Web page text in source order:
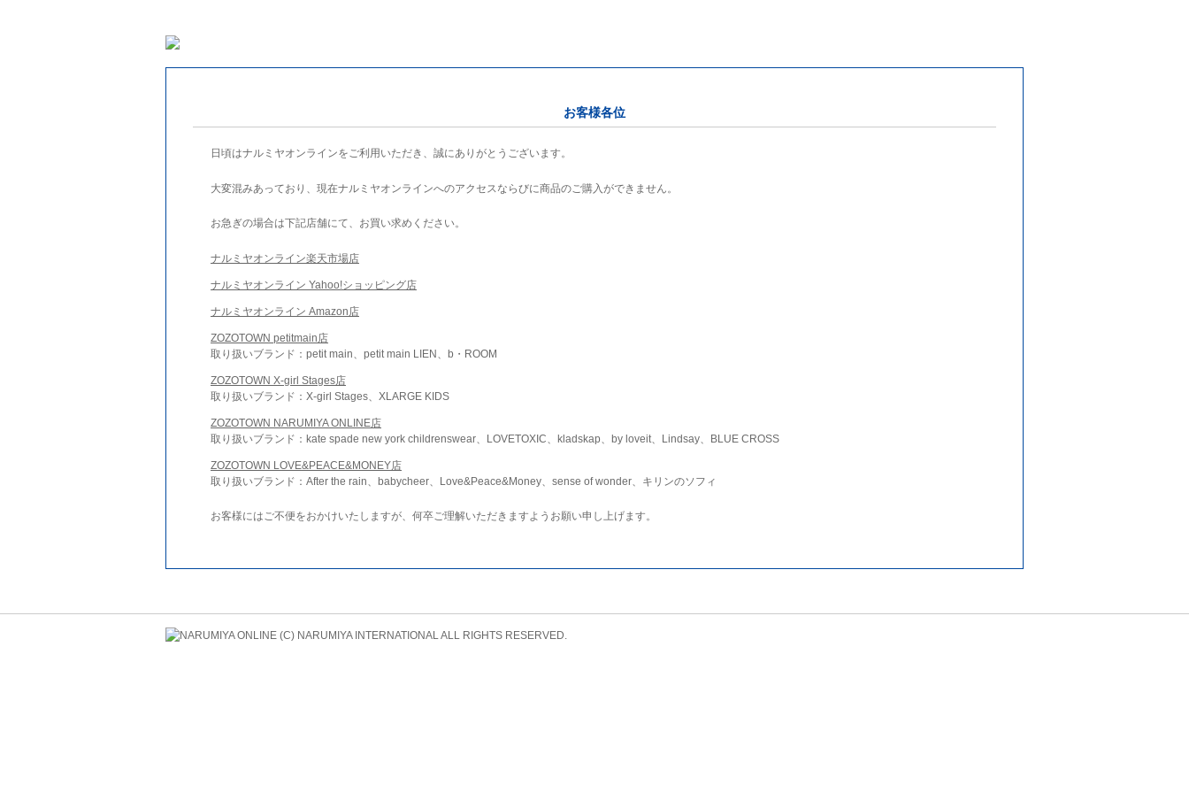
お客様各位
日頃はナルミヤオンラインをご利用いただき、誠にありがとうございます。
大変混みあっており、現在ナルミヤオンラインへのアクセスならびに商品のご購入ができません。
お急ぎの場合は下記店舗にて、お買い求めください。
ナルミヤオンライン楽天市場店
ナルミヤオンライン Yahoo!ショッピング店
ナルミヤオンライン Amazon店
ZOZOTOWN petitmain店
取り扱いブランド：petit main、petit main LIEN、b・ROOM
ZOZOTOWN X-girl Stages店
取り扱いブランド：X-girl Stages、XLARGE KIDS
ZOZOTOWN NARUMIYA ONLINE店
取り扱いブランド：kate spade new york childrenswear、LOVETOXIC、kladskap、by loveit、Lindsay、BLUE CROSS
ZOZOTOWN LOVE&PEACE&MONEY店
取り扱いブランド：After the rain、babycheer、Love&Peace&Money、sense of wonder、キリンのソフィ
お客様にはご不便をおかけいたしますが、何卒ご理解いただきますようお願い申し上げます。